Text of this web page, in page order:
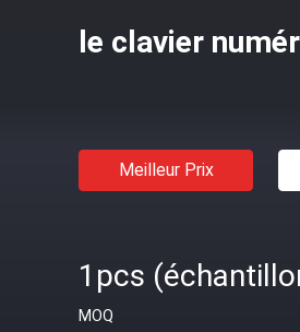
le clavier
Meilleur Prix
1pcs
MOQ